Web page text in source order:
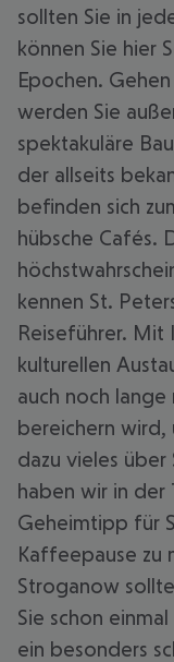
sollten Sie in
können Sie hier
Epochen.
werden Sie
spektakuläre
der allseits
befinden sich
hübsche Cafés.
kennen St.
Reiseführer. Mit
kulturellen
auch noch
bereichern wird,
dazu vieles
haben wir in der
Geheimtipp für
Kaffeepause zu
Stroganow
Sie schon
ein besonders